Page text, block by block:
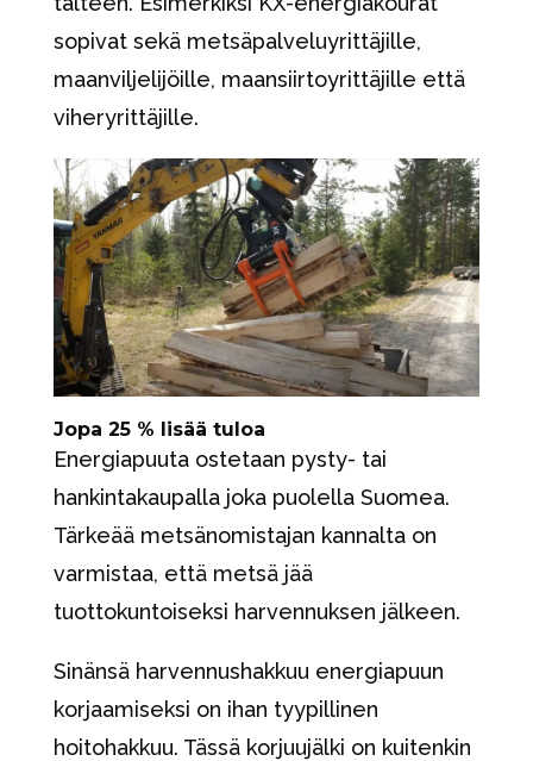
sopivat sekä metsäpalveluyrittäjille,
maanviljelijöille, maansiirtoyrittäjille että
viheryrittäjille.
Jopa 25 % lisää tuloa
Energiapuuta ostetaan pysty- tai
hankintakaupalla joka puolella Suomea.
Tärkeää metsänomistajan kannalta on
varmistaa, että metsä jää
tuottokuntoiseksi harvennuksen jälkeen.
Sinänsä harvennushakkuu energiapuun
korjaamiseksi on ihan tyypillinen
hoitohakkuu. Tässä korjuujälki on kuitenkin